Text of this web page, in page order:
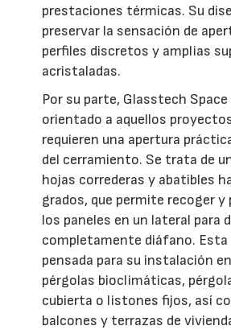
prestaciones térmicas. Su
preservar la sensación de
perfiles discretos y amplias
acristaladas.
Por su parte, Glasstech
orientado a aquellos
requieren una apertura
del cerramiento. Se trata de
hojas correderas y abatibles
grados, que permite recoger y
los paneles en un lateral para
completamente diáfano.
pensada para su instalación
pérgolas bioclimáticas,
cubierta o listones fijos, así
balcones y terrazas de